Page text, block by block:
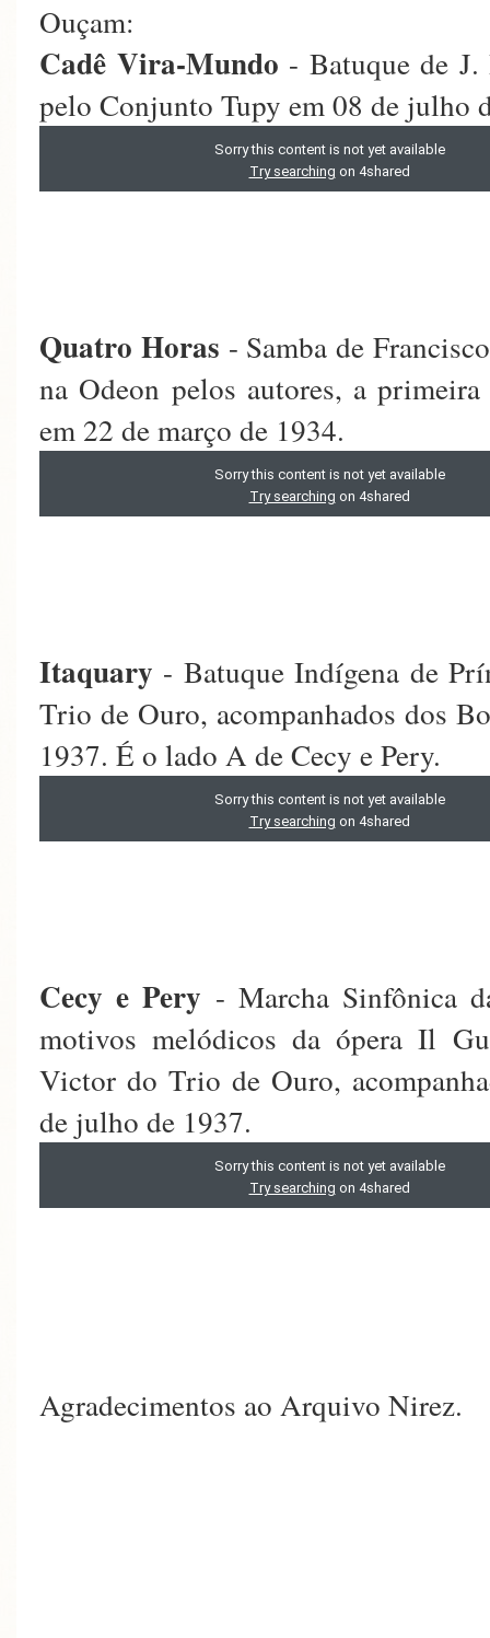
Ouçam:
Cadê Vira-Mundo - Batuque de
pelo Conjunto Tupy em 08 de julho
Quatro Horas - Samba de
na Odeon pelos autores, a
em 22 de março de 1934.
Itaquary - Batuque Indígena de
Trio de Ouro, acompanhados dos
1937. É o lado A de Cecy e Pery.
Cecy e Pery - Marcha Sinfônica
motivos melódicos da ópera Il
Victor do Trio de Ouro,
de julho de 1937.
Agradecimentos ao Arquivo Nirez.